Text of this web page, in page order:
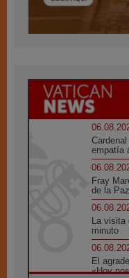
empatía
Fray
de la
La
minuto
El
«Hoy